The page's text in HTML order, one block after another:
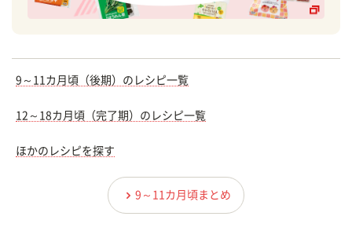
9～11カ月頃（後期）のレシピ一覧
12～18カ月頃（完了期）のレシピ一覧
ほかのレシピを探す
9～11カ月頃まとめ